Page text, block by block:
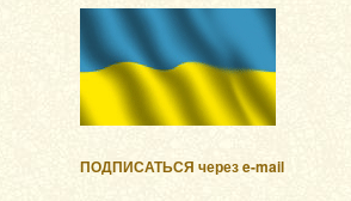
ПОДПИСАТЬСЯ через e-mail